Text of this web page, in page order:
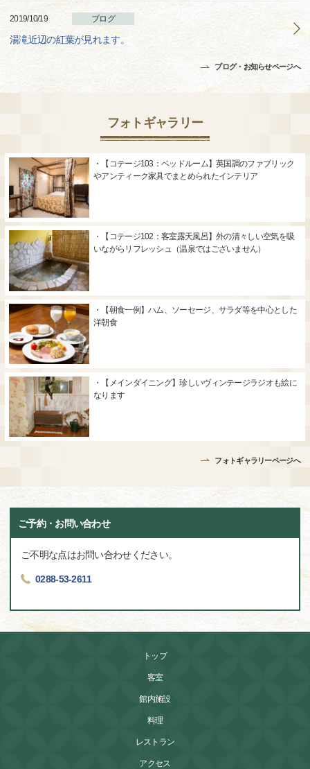
2019/10/19 ブログ
湯滝近辺の紅葉が見れます。
ブログ・お知らせページへ
フォトギャラリー
・【コテージ103：ベッドルーム】英国調のファブリック
やアンティーク家具でまとめられたインテリア
・【コテージ102：客室露天風呂】外の清々しい空気を吸
いながらリフレッシュ（温泉ではございません）
・【朝食一例】ハム、ソーセージ、サラダ等を中心とした
洋朝食
・【メインダイニング】珍しいヴィンテージラジオも絵に
なります
フォトギャラリーページへ
ご予約・お問い合わせ
ご不明な点はお問い合わせください。
0288-53-2611
トップ
客室
館内施設
料理
レストラン
アクセス